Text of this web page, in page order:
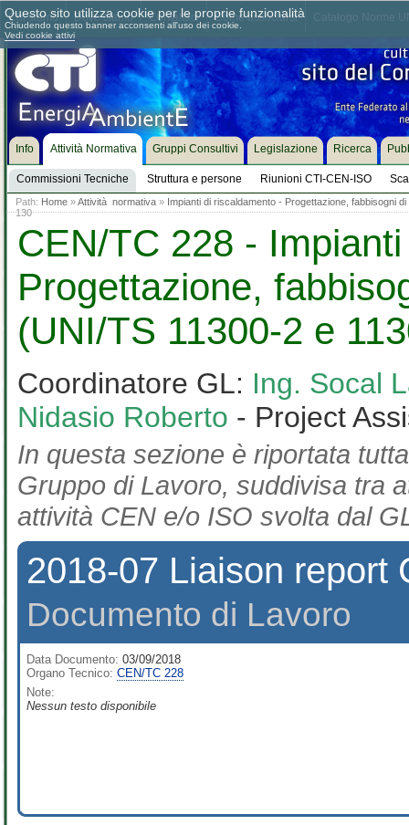
Chi siamo Dove siamo Contattaci Come associarsi
Info Attività Normativa
Commissioni Tecniche Struttura e persone Riunioni CTI-CEN-ISO
Gruppi Consultivi Legislazione Ricerca
Path: Home »Attività normativa » Impianti di riscaldamento - Progettazione, fabbisogni
130
CEN/TC 228 -
Progettazione,
(UNI/TS 11300-2 e
Coordinatore GL: Ing. Socal
Nidasio Roberto - Project
In questa sezione è riportata
Gruppo di Lavoro, suddivisa tra
attività CEN e/o ISO svolta dal
2018-07 Liaison report
Documento di Lavoro
Data Documento: 03/09/2018
Organo Tecnico: CEN/TC 228
Note:
Nessun testo disponibile
Questo sito utilizza cookie per le proprie funzionalità
Chiudendo questo banner acconsenti all'uso dei cookie.
Vedi cookie attivi